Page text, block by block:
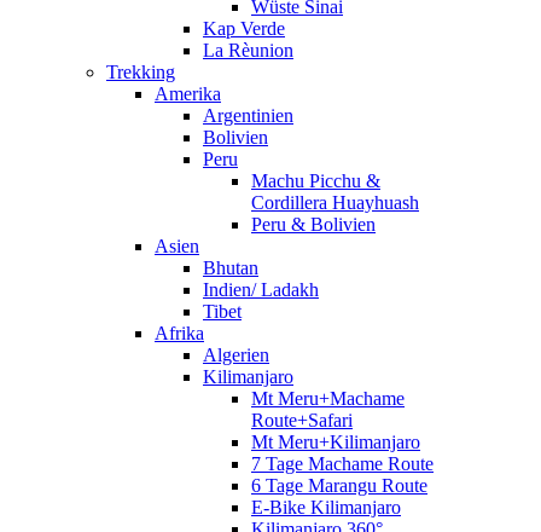
Wüste Sinai
Kap Verde
La Rèunion
Trekking
Amerika
Argentinien
Bolivien
Peru
Machu Picchu &
Cordillera Huayhuash
Peru & Bolivien
Asien
Bhutan
Indien/ Ladakh
Tibet
Afrika
Algerien
Kilimanjaro
Mt Meru+Machame
Route+Safari
Mt Meru+Kilimanjaro
7 Tage Machame Route
6 Tage Marangu Route
E-Bike Kilimanjaro